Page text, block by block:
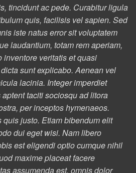
tincidunt ac pede. Curabitur ligula
quis, facilisis vel sapien. Sed
iste natus error sit voluptatem
laudantium, totam rem aperiam,
veritatis et quasi
sunt explicabo. Aenean vel
lacinia. Integer imperdiet
taciti sociosqu ad litora
per inceptos hymenaeos.
quis justo. Etiam bibendum elit
dui eget wisi. Nam libero
est eligendi optio cumque nihil
maxime placeat facere
assumenda est, omnis dolor